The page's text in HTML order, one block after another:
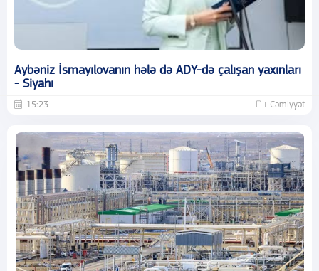
Aybəniz İsmayılovanın hələ də ADY-də çalışan yaxınları
- Siyahı
15:23 Cəmiyyət